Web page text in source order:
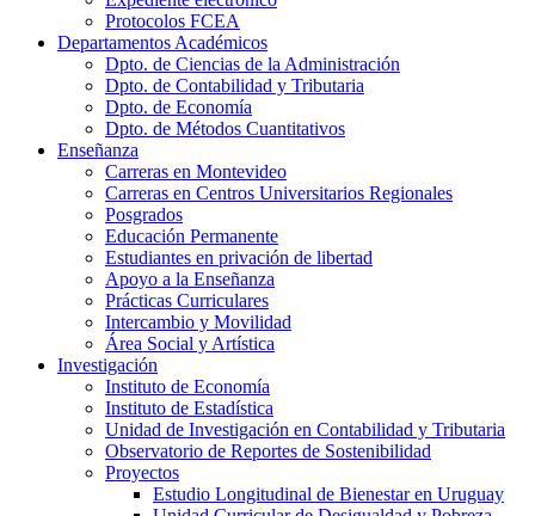
Protocolos FCEA
Departamentos Académicos
Dpto. de Ciencias de la Administración
Dpto. de Contabilidad y Tributaria
Dpto. de Economía
Dpto. de Métodos Cuantitativos
Enseñanza
Carreras en Montevideo
Carreras en Centros Universitarios Regionales
Posgrados
Educación Permanente
Estudiantes en privación de libertad
Apoyo a la Enseñanza
Prácticas Curriculares
Intercambio y Movilidad
Área Social y Artística
Investigación
Instituto de Economía
Instituto de Estadística
Unidad de Investigación en Contabilidad y Tributaria
Observatorio de Reportes de Sostenibilidad
Proyectos
Estudio Longitudinal de Bienestar en Uruguay